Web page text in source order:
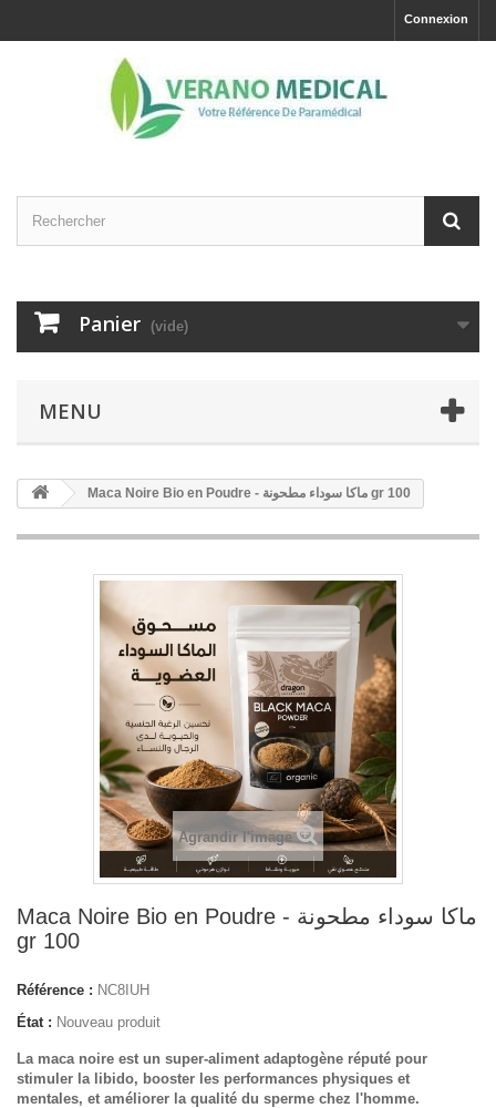
Connexion
Panier (vide)
MENU
Maca Noire Bio en Poudre - ماكا سوداء مطحونة gr 100
Agrandir l'image
Maca Noire Bio en Poudre - ماكا سوداء مطحونة
gr 100
Référence : NC8IUH
État : Nouveau produit
La maca noire est un super-aliment adaptogène réputé pour
stimuler la libido, booster les performances physiques et
mentales, et améliorer la qualité du sperme chez l'homme.